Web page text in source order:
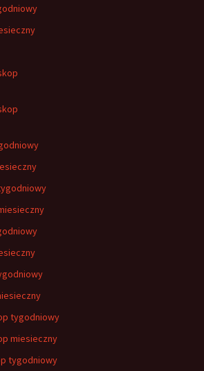
tygodniowy
miesieczny
tygodniowy